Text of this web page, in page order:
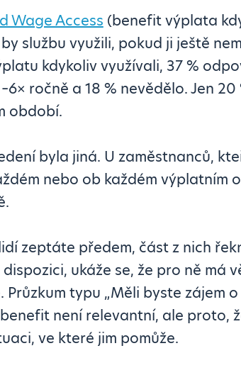
Wage Access (benefit výplata
službu využili, pokud ji ještě
kdykoliv využívali, 37 %
ročně a 18 % nevědělo. Jen
období.
byla jiná. U zaměstnanců,
nebo ob každém výplatním
zeptáte předem, část z nich
ukáže se, že pro ně má
Průzkum typu „Měli byste zájem
není relevantní, ale proto,
ve které jim pomůže.